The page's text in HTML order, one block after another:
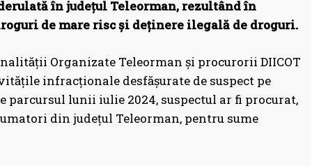
în județul Teleorman, rezultând în
de mare risc și deținere ilegală de droguri.
Organizate Teleorman și procurorii DIICOT
infracționale desfășurate de suspect pe
parcursul lunii iulie 2024, suspectul ar fi procurat,
din județul Teleorman, pentru sume